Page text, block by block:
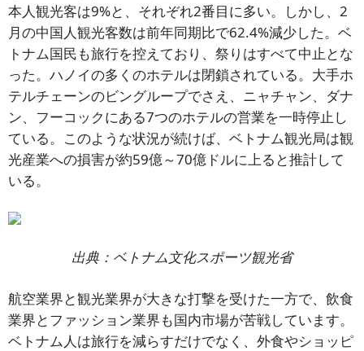
本人観光客は9%と、それぞれ2番目に多い。しかし、2
月の中国人観光客数は前年同期比で62.4%減少した。ベ
トナム国民も旅行を控えており、祭りはすべて中止とな
った。ハノイの多くのホテルは閉鎖されている。大手ホ
テルチェーンのビングループでさえ、ニャチャン、ダナ
ン、フーコックにある7つのホテルの営業を一時停止し
ている。このような状況が続けば、ベトナム観光局は観
光産業への損害が約59億～70億ドルに上ると推計して
いる。
出典：ベトナム文化スポーツ観光省
航空業界と観光業界が大きな打撃を受けた一方で、飲食
業界とファッション業界も国内市場が苦戦しています。
ベトナム人は旅行を減らすだけでなく、外食やショッピ